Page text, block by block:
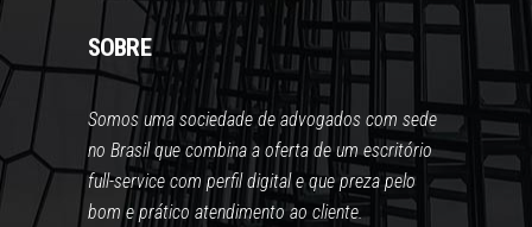
SOBRE
Somos uma sociedade de advogados com sede
no Brasil que combina a oferta de um escritório
full-service com perfil digital e que preza pelo
bom e prático atendimento ao cliente.